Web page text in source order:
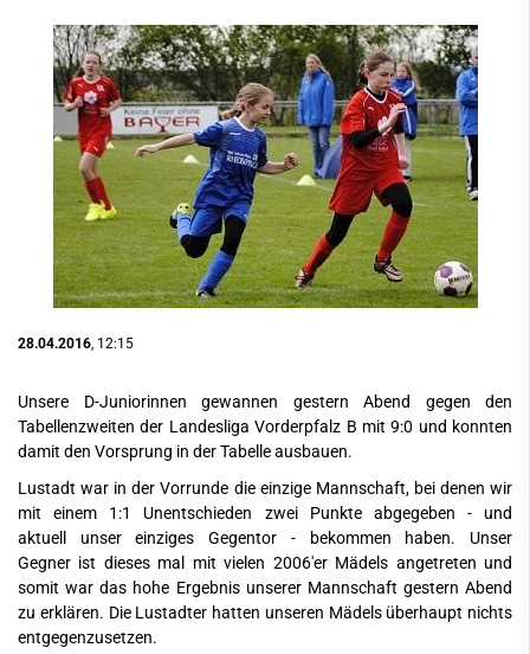
28.04.2016, 12:15
Unsere D-Juniorinnen gewannen gestern Abend gegen den
Tabellenzweiten der Landesliga Vorderpfalz B mit 9:0 und konnten
damit den Vorsprung in der Tabelle ausbauen.
Lustadt war in der Vorrunde die einzige Mannschaft, bei denen wir
mit einem 1:1 Unentschieden zwei Punkte abgegeben - und
aktuell unser einziges Gegentor - bekommen haben. Unser
Gegner ist dieses mal mit vielen 2006'er Mädels angetreten und
somit war das hohe Ergebnis unserer Mannschaft gestern Abend
zu erklären. Die Lustadter hatten unseren Mädels überhaupt nichts
entgegenzusetzen.